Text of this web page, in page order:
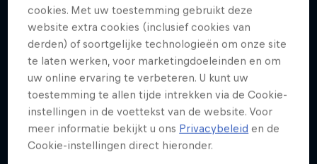
cookies. Met uw toestemming gebruikt deze
website extra cookies (inclusief cookies van
derden) of soortgelijke technologieën om onze site
te laten werken, voor marketingdoeleinden en om
uw online ervaring te verbeteren. U kunt uw
toestemming te allen tijde intrekken via de Cookie-
instellingen in de voettekst van de website. Voor
meer informatie bekijkt u ons Privacybeleid en de
Cookie-instellingen direct hieronder.